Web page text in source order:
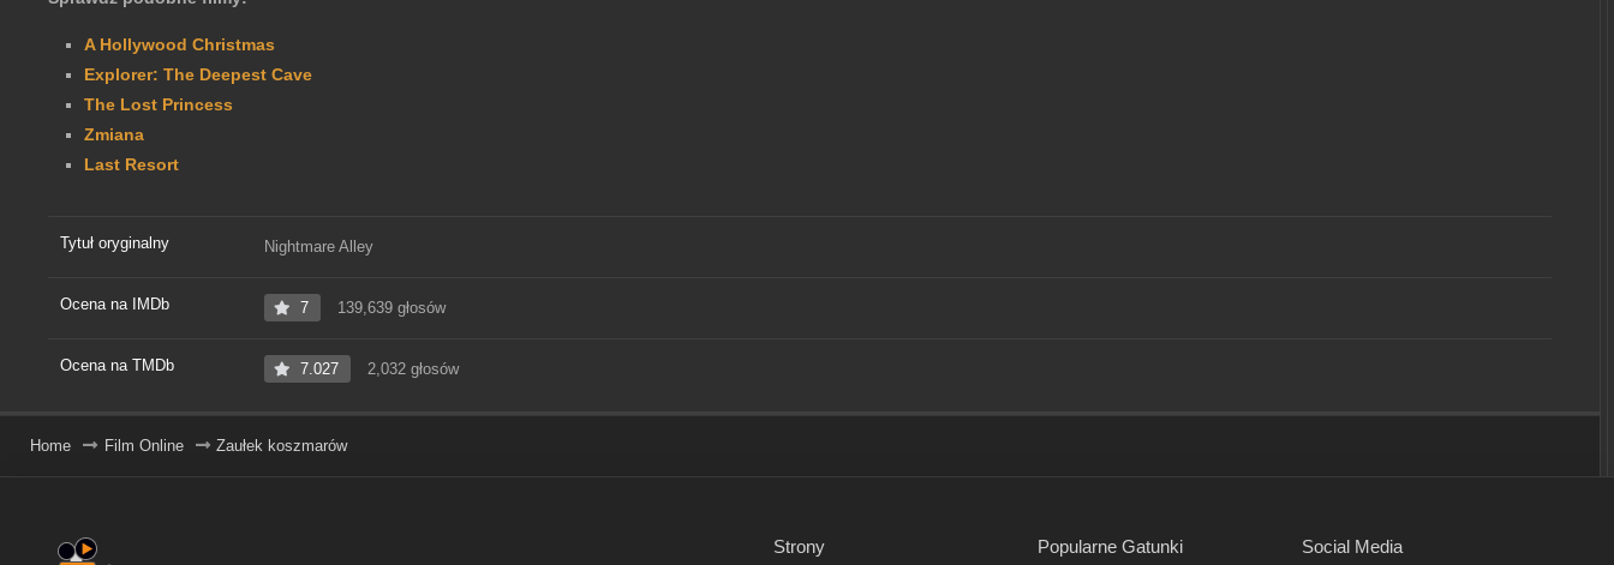
A Hollywood Christmas
Explorer: The Deepest Cave
The Lost Princess
Zmiana
Last Resort
Tytuł oryginalny Nightmare Alley
Ocena na IMDb 7 139,639 głosów
Ocena na TMDb 7.027 2,032 głosów
Home Film Online Zaułek koszmarów
Strony Popularne Gatunki Social Media